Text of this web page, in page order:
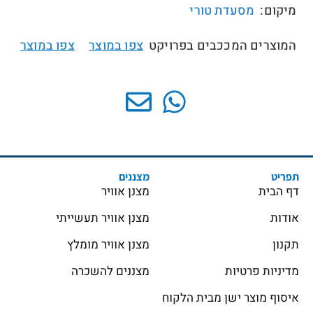
מיקום: מסעדת טורי
המוצרים המככבים בפרויקט צפו במוצר צפו במוצר
תפריט
דף הבית
אודות
תקנון
מדיניות פרטיות
איסוף מוצר ישן מבית הלקוח
מצננים
מצנן אוויר
מצנן אוויר תעשייתי
מצנן אוויר מומלץ
מצננים להשכרה